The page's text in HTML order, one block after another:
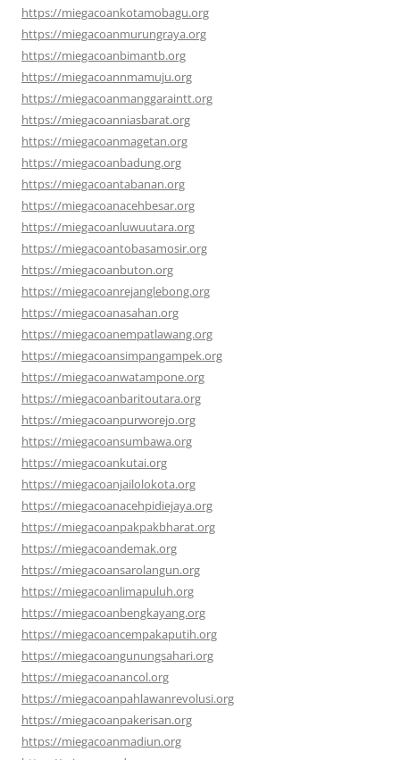
https://miegacoankotamobagu.org
https://miegacoanmurungraya.org
https://miegacoanbimantb.org
https://miegacoannmamuju.org
https://miegacoanmanggaraintt.org
https://miegacoanniasbarat.org
https://miegacoanmagetan.org
https://miegacoanbadung.org
https://miegacoantabanan.org
https://miegacoanacehbesar.org
https://miegacoanluwuutara.org
https://miegacoantobasamosir.org
https://miegacoanbuton.org
https://miegacoanrejanglebong.org
https://miegacoanasahan.org
https://miegacoanempatlawang.org
https://miegacoansimpangampek.org
https://miegacoanwatampone.org
https://miegacoanbaritoutara.org
https://miegacoanpurworejo.org
https://miegacoansumbawa.org
https://miegacoankutai.org
https://miegacoanjailolokota.org
https://miegacoanacehpidiejaya.org
https://miegacoanpakpakbharat.org
https://miegacoandemak.org
https://miegacoansarolangun.org
https://miegacoanlimapuluh.org
https://miegacoanbengkayang.org
https://miegacoancempakaputih.org
https://miegacoangunungsahari.org
https://miegacoanancol.org
https://miegacoanpahlawanrevolusi.org
https://miegacoanpakerisan.org
https://miegacoanmadiun.org